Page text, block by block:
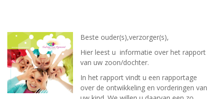
Beste ouder(s),verzorger(s),
Hier leest u informatie over het rapport
van uw zoon/dochter.
In het rapport vindt u een rapportage
over de ontwikkeling en vorderingen van